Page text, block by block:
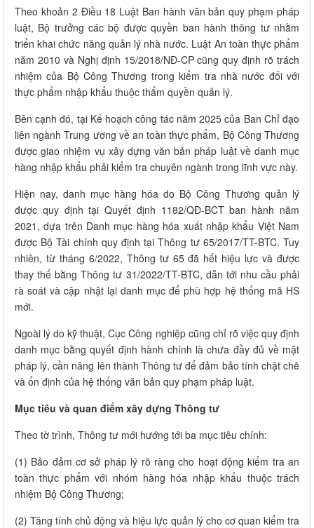
Theo khoản 2 Điều 18 Luật Ban hành văn bản quy phạm pháp
luật, Bộ trưởng các bộ được quyền ban hành thông tư nhằm
triển khai chức năng quản lý nhà nước. Luật An toàn thực phẩm
năm 2010 và Nghị định 15/2018/NĐ-CP cũng quy định rõ trách
nhiệm của Bộ Công Thương trong kiểm tra nhà nước đối với
thực phẩm nhập khẩu thuộc thẩm quyền quản lý.
Bên cạnh đó, tại Kế hoạch công tác năm 2025 của Ban Chỉ đạo
liên ngành Trung ương về an toàn thực phẩm, Bộ Công Thương
được giao nhiệm vụ xây dựng văn bản pháp luật về danh mục
hàng nhập khẩu phải kiểm tra chuyên ngành trong lĩnh vực này.
Hiện nay, danh mục hàng hóa do Bộ Công Thương quản lý
được quy định tại Quyết định 1182/QĐ-BCT ban hành năm
2021, dựa trên Danh mục hàng hóa xuất nhập khẩu Việt Nam
được Bộ Tài chính quy định tại Thông tư 65/2017/TT-BTC. Tuy
nhiên, từ tháng 6/2022, Thông tư 65 đã hết hiệu lực và được
thay thế bằng Thông tư 31/2022/TT-BTC, dẫn tới nhu cầu phải
rà soát và cập nhật lại danh mục để phù hợp hệ thống mã HS
mới.
Ngoài lý do kỹ thuật, Cục Công nghiệp cũng chỉ rõ việc quy định
danh mục bằng quyết định hành chính là chưa đầy đủ về mặt
pháp lý, cần nâng lên thành Thông tư để đảm bảo tính chặt chẽ
và ổn định của hệ thống văn bản quy phạm pháp luật.
Mục tiêu và quan điểm xây dựng Thông tư
Theo tờ trình, Thông tư mới hướng tới ba mục tiêu chính:
(1) Bảo đảm cơ sở pháp lý rõ ràng cho hoạt động kiểm tra an
toàn thực phẩm với nhóm hàng hóa nhập khẩu thuộc trách
nhiệm Bộ Công Thương;
(2) Tăng tính chủ động và hiệu lực quản lý cho cơ quan kiểm tra